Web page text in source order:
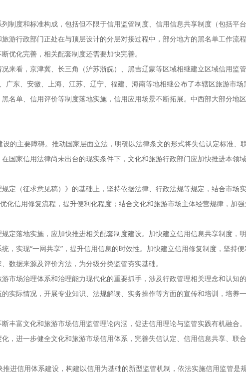
制度和标准构成，包括但不限于信用监管制度、信用信息共享制度（包括平
游行政部门正处在与顶层设计的分层对接过程中，部分地方的黑名单工作流
优化完善，相关配套制度还需要加快完善。
来看，京津冀、长三角（沪苏浙皖）、黑吉辽蒙等区域相继建立区域信用监
东、安徽、上海、江苏、辽宁、福建、海南等地相继公布了本辖区旅游市
名单、信用评价等制度落地实施，信用应用场景不断拓展。中西部大部分地
的主要障碍。推动国家层面立法，明确以法律条文的形式将失信认定标准、
国家信用法律尚未出台的现实条件下，文化和旅游行政部门应加快推进本领
定（征求意见稿）》的基础上，坚持依据法律、行政法规等规定，结合市场
化信用修复流程，提升便利化程度；结合文化和旅游市场主体经营规律，加
定落地实施，应加快推进相关配套制度建设。加快建立信用信息共享制度，
，实现“一网共享”，提升信用信息的时效性。加快建立信用修复制度，坚持
数据来源及评价方法，为分级分类监管夯实基础。
市场治理体系和治理能力现代化的重要抓手，涉及行政管理相关理念和认知
实际情况，开展专业知识、法规解读、实务操作等方面的宣传和培训，培养
丰富文化和旅游市场信用监管理论内涵，促进信用理论与监管实践有机融合
，进一步健全文化和旅游市场信用体系，完善失信认定、信用信息共享、联
进信用体系建设，构建以信用为基础的新型监管机制，依法实施信用监管是